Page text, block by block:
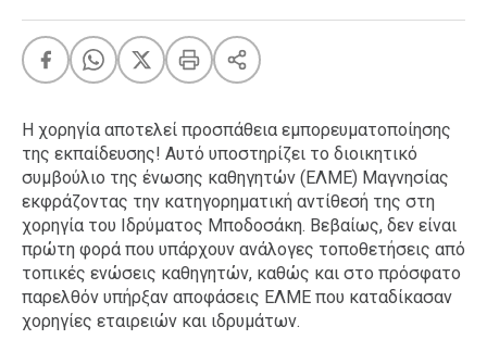
A-List LGBTQI+
Xmas
LIFE
Food
Body+Mind
Ταξίδια
Style
Σπίτι
Family
Σχέσεις
Η χορηγία αποτελεί προσπάθεια εμπορευματοποίησης
της εκπαίδευσης! Αυτό υποστηρίζει το διοικητικό
συμβούλιο της ένωσης καθηγητών (ΕΛΜΕ) Μαγνησίας
εκφράζοντας την κατηγορηματική αντίθεσή της στη
χορηγία του Ιδρύματος Μποδοσάκη. Βεβαίως, δεν είναι
πρώτη φορά που υπάρχουν ανάλογες τοποθετήσεις από
τοπικές ενώσεις καθηγητών, καθώς και στο πρόσφατο
παρελθόν υπήρξαν αποφάσεις ΕΛΜΕ που καταδίκασαν
χορηγίες εταιρειών και ιδρυμάτων.